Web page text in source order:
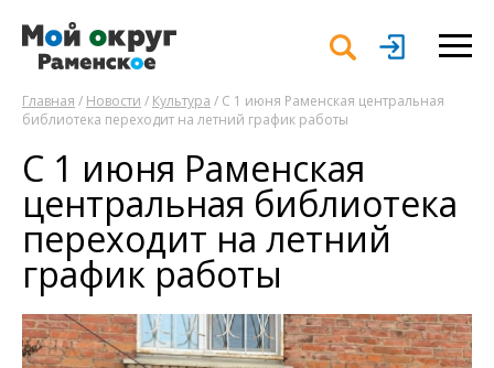
Главная / Новости / Культура / С 1 июня Раменская центральная
библиотека переходит на летний график работы
С 1 июня Раменская
центральная библиотека
переходит на летний
график работы